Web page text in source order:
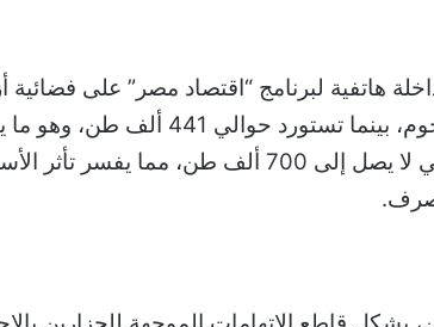
هاتفية لبرنامج “اقتصاد مصر” على فضائية
الاستهلاك المحلي، وبإجمالي لا يصل إلى 700 ألف طن، مما